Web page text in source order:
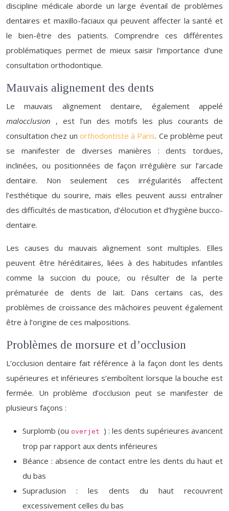
discipline médicale aborde un large éventail de problèmes
dentaires et maxillo-faciaux qui peuvent affecter la santé et
le bien-être des patients. Comprendre ces différentes
problématiques permet de mieux saisir l’importance d’une
consultation orthodontique.
Mauvais alignement des dents
Le mauvais alignement dentaire, également appelé
malocclusion , est l’un des motifs les plus courants de
consultation chez un orthodontiste à Paris. Ce problème peut
se manifester de diverses manières : dents tordues,
inclinées, ou positionnées de façon irrégulière sur l’arcade
dentaire. Non seulement ces irrégularités affectent
l’esthétique du sourire, mais elles peuvent aussi entraîner
des difficultés de mastication, d’élocution et d’hygiène bucco-
dentaire.
Les causes du mauvais alignement sont multiples. Elles
peuvent être héréditaires, liées à des habitudes infantiles
comme la succion du pouce, ou résulter de la perte
prématurée de dents de lait. Dans certains cas, des
problèmes de croissance des mâchoires peuvent également
être à l’origine de ces malpositions.
Problèmes de morsure et d’occlusion
L’occlusion dentaire fait référence à la façon dont les dents
supérieures et inférieures s’emboîtent lorsque la bouche est
fermée. Un problème d’occlusion peut se manifester de
plusieurs façons :
Surplomb (ou overjet ) : les dents supérieures avancent
trop par rapport aux dents inférieures
Béance : absence de contact entre les dents du haut et
du bas
Supraclusion : les dents du haut recouvrent
excessivement celles du bas